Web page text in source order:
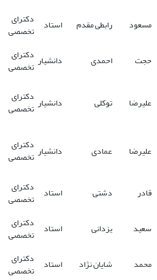
مسعود
رابطی مقدم استاد دکترای
تخصصی
حجت احمدی دانشیار دکترای
تخصصی
علیرضا توکلی دانشیار دکترای
تخصصی
علیرضا عمادی دانشیار دکترای
تخصصی
قادر
دشتی استاد دکترای
تخصصی
سعید
یزدانی استاد دکترای
تخصصی
محمد
شایان نژاد استاد دکترای
تخصصی